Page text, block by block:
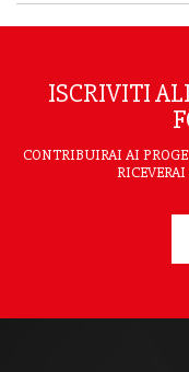
ISCRIVITI
CONTRIBUIRAI AI